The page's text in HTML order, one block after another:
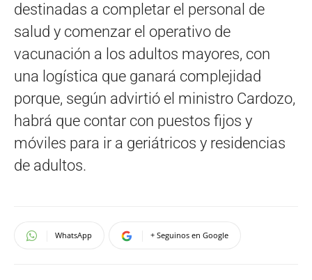
destinadas a completar el personal de
salud y comenzar el operativo de
vacunación a los adultos mayores, con
una logística que ganará complejidad
porque, según advirtió el ministro Cardozo,
habrá que contar con puestos fijos y
móviles para ir a geriátricos y residencias
de adultos.
WhatsApp + Seguinos en Google